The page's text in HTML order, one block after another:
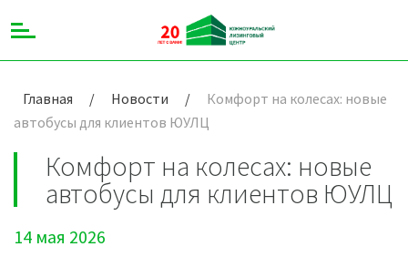
Главная / Новости /
Комфорт на колесах: новые
автобусы для клиентов ЮУЛЦ
Комфорт на колесах: новые
автобусы для клиентов ЮУЛЦ
14 мая 2026